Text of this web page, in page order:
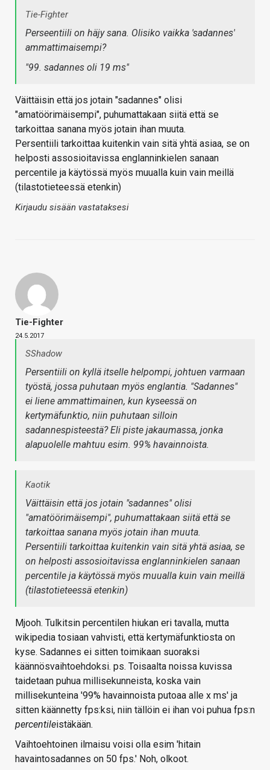
Tie-Fighter
Perseentiili on häjy sana. Olisiko vaikka 'sadannes'
ammattimaisempi?
"99. sadannes oli 19 ms"
Väittäisin että jos jotain "sadannes" olisi
"amatöörimäisempi", puhumattakaan siitä että se
tarkoittaa sanana myös jotain ihan muuta.
Persentiili tarkoittaa kuitenkin vain sitä yhtä asiaa, se on
helposti assosioitavissa englanninkielen sanaan
percentile ja käytössä myös muualla kuin vain meillä
(tilastotieteessä etenkin)
Kirjaudu sisään vastataksesi
Tie-Fighter
24.5.2017
SShadow
Persentiili on kyllä itselle helpompi, johtuen varmaan
työstä, jossa puhutaan myös englantia. "Sadannes"
ei liene ammattimainen, kun kyseessä on
kertymäfunktio, niin puhutaan silloin
sadannespisteestä? Eli piste jakaumassa, jonka
alapuolelle mahtuu esim. 99% havainnoista.
Kaotik
Väittäisin että jos jotain "sadannes" olisi
"amatöörimäisempi", puhumattakaan siitä että se
tarkoittaa sanana myös jotain ihan muuta.
Persentiili tarkoittaa kuitenkin vain sitä yhtä asiaa, se
on helposti assosioitavissa englanninkielen sanaan
percentile ja käytössä myös muualla kuin vain meillä
(tilastotieteessä etenkin)
Mjooh. Tulkitsin percentilen hiukan eri tavalla, mutta
wikipedia tosiaan vahvisti, että kertymäfunktiosta on
kyse. Sadannes ei sitten toimikaan suoraksi
käännösvaihtoehdoksi. ps. Toisaalta noissa kuvissa
taidetaan puhua millisekunneista, koska vain
millisekunteina '99% havainnoista putoaa alle x ms' ja
sitten käännetty fps:ksi, niin tällöin ei ihan voi puhua fps:n
percentileistäkään.
Vaihtoehtoinen ilmaisu voisi olla esim 'hitain
havaintosadannes on 50 fps.' Noh, olkoot.